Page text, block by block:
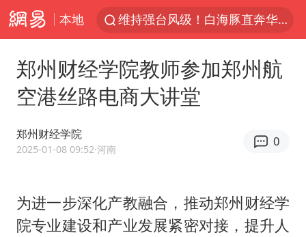
本地
维持强台风级！白海豚直奔华东沿海
41岁女子为鼓励女儿考上985研究生
“事业单位招聘不是人情买卖”
李亚鹏向地铁吐血女孩捐99999元
新华社权威快报|我国编制完成新版全月地质图
郑州财经学院教师参加郑州航
空港丝路电商大讲堂
郑州财经学院
2025-01-08 09:52·河南
0
为进一步深化产教融合，推动郑州财经学
院专业建设和产业发展紧密对接，提升人